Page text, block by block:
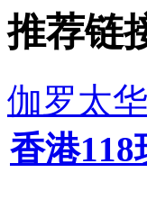
推荐链
伽罗太
香港118